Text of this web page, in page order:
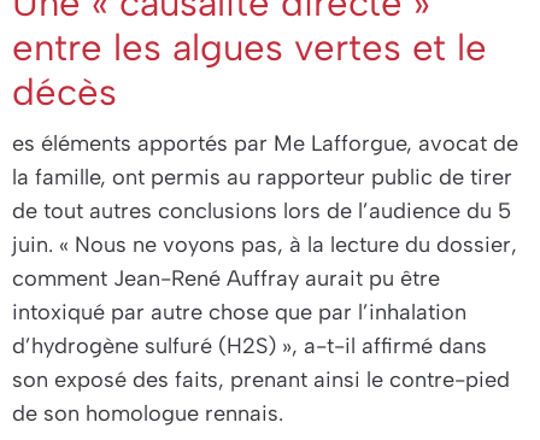
entre les algues vertes et le
décès
es éléments apportés par Me Lafforgue, avocat de
la famille, ont permis au rapporteur public de tirer
de tout autres conclusions lors de l’audience du 5
juin. « Nous ne voyons pas, à la lecture du dossier,
comment Jean-René Auffray aurait pu être
intoxiqué par autre chose que par l’inhalation
d’hydrogène sulfuré (H2S)», a-t-il affirmé dans
son exposé des faits, prenant ainsi le contre-pied
de son homologue rennais.